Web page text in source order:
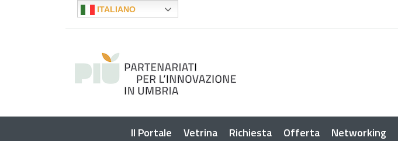
ITALIANO
Il Portale Vetrina Richiesta Offerta Networking